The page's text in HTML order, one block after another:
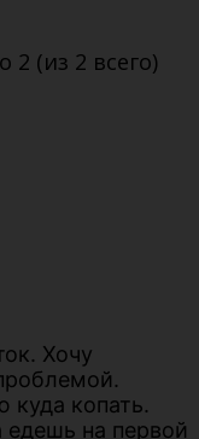
(из 2 всего)
Хочу
куда копать.
едешь на первой